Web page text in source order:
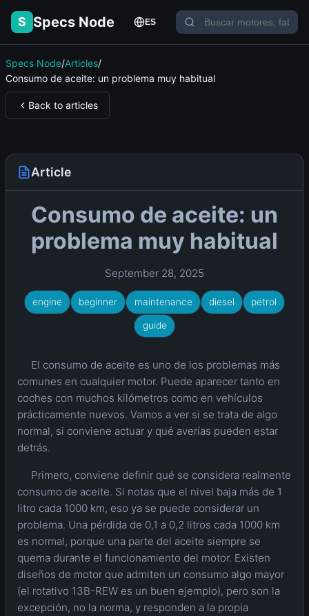
S Specs Node ES
Specs Node/Articles/
Consumo de aceite: un problema muy habitual
Back to articles
Article
Consumo de aceite: un
problema muy habitual
September 28, 2025
engine beginner maintenance diesel petrol
guide
El consumo de aceite es uno de los problemas más
comunes en cualquier motor. Puede aparecer tanto en
coches con muchos kilómetros como en vehículos
prácticamente nuevos. Vamos a ver si se trata de algo
normal, si conviene actuar y qué averías pueden estar
detrás.
Primero, conviene definir qué se considera realmente
consumo de aceite. Si notas que el nivel baja más de 1
litro cada 1000 km, eso ya se puede considerar un
problema. Una pérdida de 0,1 a 0,2 litros cada 1000 km
es normal, porque una parte del aceite siempre se
quema durante el funcionamiento del motor. Existen
diseños de motor que admiten un consumo algo mayor
(el rotativo 13B-REW es un buen ejemplo), pero son la
excepción, no la norma, y responden a la propia